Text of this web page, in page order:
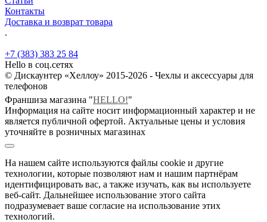
Контакты
Доставка и возврат товара
.
+7 (383) 383 25 84
Hello в соц.сетях
© Дискаунтер «Хеллоу» 2015-2026 - Чехлы и аксессуары для
телефонов
Франшиза магазина "HELLO!"
Информация на сайте носит информационный характер и не
является публичной офертой. Актуальные цены и условия
уточняйте в розничных магазинах
На нашем сайте используются файлы cookie и другие
технологии, которые позволяют нам и нашим партнёрам
идентифицировать вас, а также изучать, как вы используете
веб-сайт. Дальнейшее использование этого сайта
подразумевает ваше согласие на использование этих
технологий.